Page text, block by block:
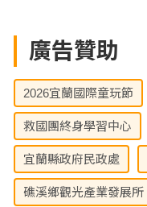
廣告贊助
2026宜蘭國際童玩節
救國團終身學習中心
宜蘭縣政府民政處
礁溪鄉觀光產業發展所